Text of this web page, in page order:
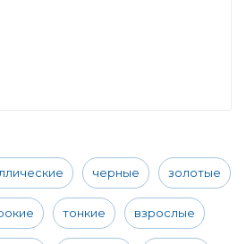
черные золотые
тонкие взрослые